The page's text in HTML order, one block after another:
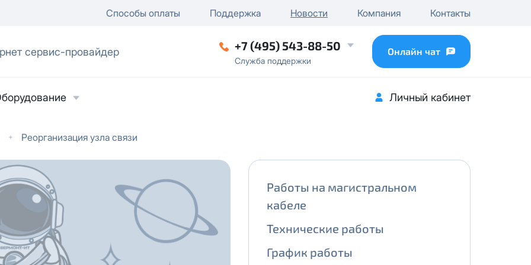
Способы оплаты Поддержка Новости Компания Контакты
сервис-провайдер +7 (495) 543-88-50
Служба поддержки
Онлайн чат
Личный кабинет
Реорганизация узла связи
Работы на магистральном
кабеле
Технические работы
График работы
на обработку персональных данныхв
сПолитикой в отношении обработки
данных
лицо
/ отключение публичного IP
...